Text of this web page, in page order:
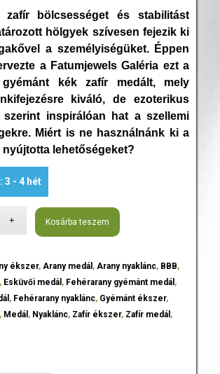
zafír bölcsességet és stabilitást
hölgyek szívesen fejezik ki
a személyiségüket. Éppen
a Fatumjewels Galéria ezt a
gyémánt kék zafír medált, mely
kiváló, de ezoterikus
szerint inspirálóan hat a szellemi
Miért is ne használnánk ki a
lehetőségeket?
3 - 4 hét
Kosárba teszem
ékszer, Arany medál , Arany nyaklánc, BBB,
Esküvői medál , Fehérarany gyémánt medál ,
, Fehérarany nyaklánc, Gyémánt ékszer,
, Medál , Nyaklánc, Zafír ékszer, Zafír medál ,